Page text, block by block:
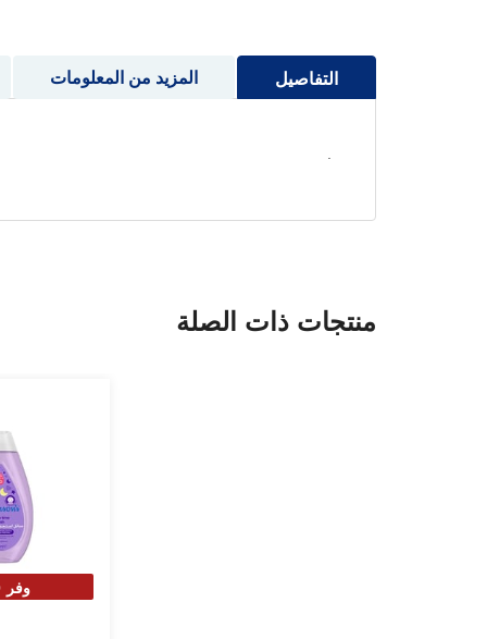
معرض
التفاصيل المزيد من المعلومات
منتجات ذات الصلة
وفر 50%